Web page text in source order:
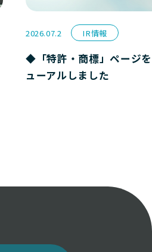
2026.07.2 IR情報
◆「特許・商標」ページ
ューアルしました